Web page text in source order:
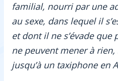
familial, nourri par une
au sexe, dans lequel il
et dont il ne s’évade
ne peuvent mener à
jusqu’à un taxiphone en